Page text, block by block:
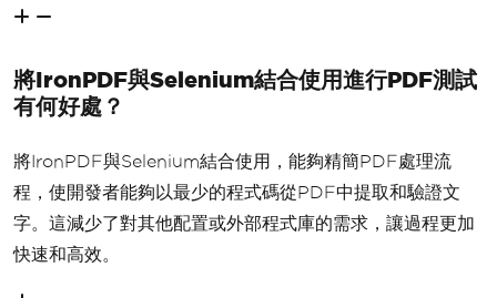
將IronPDF與Selenium結合使用進行PDF測試
有何好處？
將IronPDF與Selenium結合使用，能夠精簡PDF處理流
程，使開發者能夠以最少的程式碼從PDF中提取和驗證文
字。這減少了對其他配置或外部程式庫的需求，讓過程更加
快速和高效。